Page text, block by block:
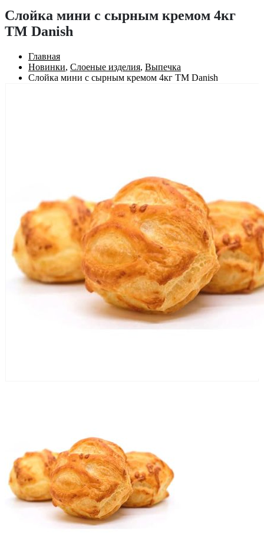
Слойка мини с сырным кремом 4кг
ТМ Danish
Главная
Новинки, Слоеные изделия, Выпечка
Слойка мини с сырным кремом 4кг ТМ Danish